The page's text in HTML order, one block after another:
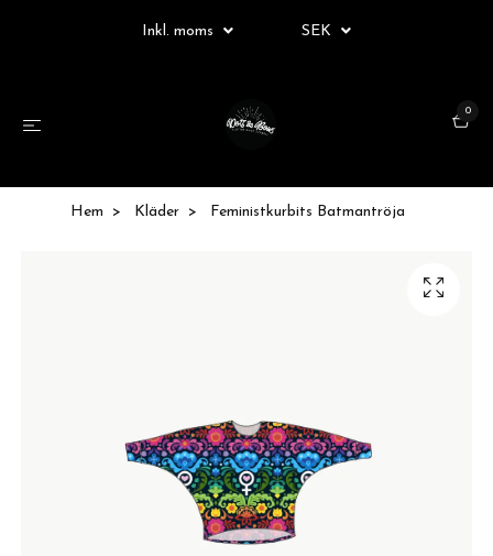
Inkl. moms SEK
0
Hem Kläder Feministkurbits Batmantröja